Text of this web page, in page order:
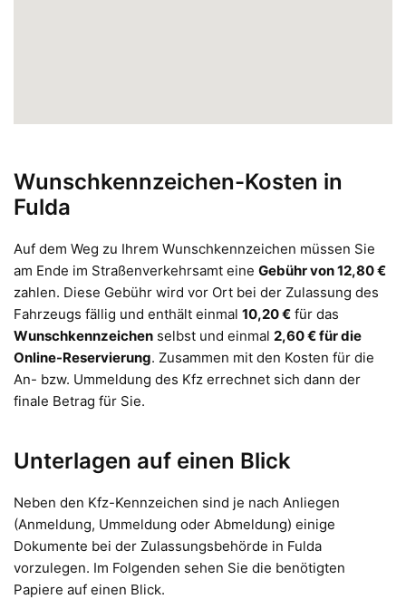
Wunschkennzeichen-Kosten in
Fulda
Auf dem Weg zu Ihrem Wunschkennzeichen müssen Sie
am Ende im Straßenverkehrsamt eine Gebühr von 12,80 €
zahlen. Diese Gebühr wird vor Ort bei der Zulassung des
Fahrzeugs fällig und enthält einmal 10,20 € für das
Wunschkennzeichen selbst und einmal 2,60 € für die
Online-Reservierung. Zusammen mit den Kosten für die
An- bzw. Ummeldung des Kfz errechnet sich dann der
finale Betrag für Sie.
Unterlagen auf einen Blick
Neben den Kfz-Kennzeichen sind je nach Anliegen
(Anmeldung, Ummeldung oder Abmeldung) einige
Dokumente bei der Zulassungsbehörde in Fulda
vorzulegen. Im Folgenden sehen Sie die benötigten
Papiere auf einen Blick.